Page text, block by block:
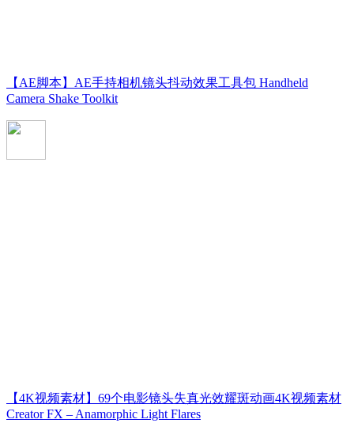
【AE脚本】AE手持相机镜头抖动效果工具包 Handheld
Camera Shake Toolkit
【4K视频素材】69个电影镜头失真光效耀斑动画4K视频素材
Creator FX – Anamorphic Light Flares